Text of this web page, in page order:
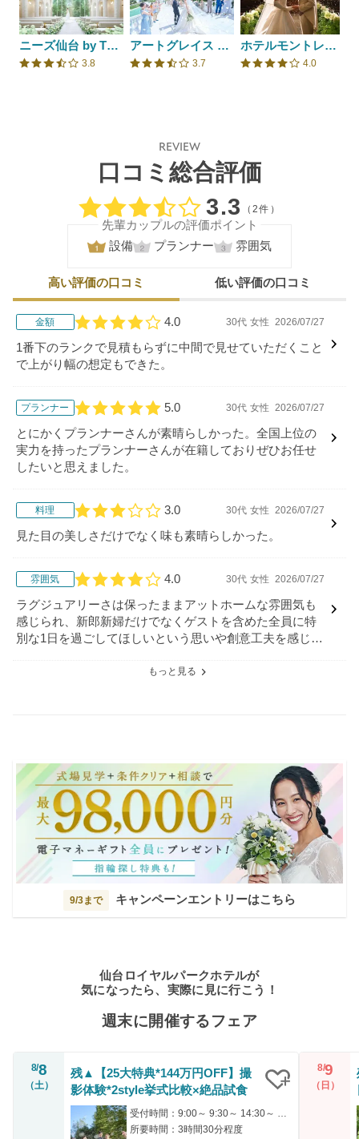
ニーズ仙台 by T&G WEDDING(旧 アーカンジェル迎賓館 仙台)
口コミ評価
3.8
アートグレイス フォレスト迎賓館
口コミ評価
3.7
ホテルモントレ仙台
口コミ評価
4.0
REVIEW
口コミ総合評価
口コミ評価
3.3 （2件）
先輩カップルの評価ポイント
設備
プランナー 雰囲気
高い評価の口コミ 低い評価の口コミ
金額
口コミ評価
4.0 30代 女性 2026/07/27
1番下のランクで見積もらずに中間で見せていただくこと
で上がり幅の想定もできた。
プランナー
口コミ評価
5.0 30代 女性 2026/07/27
とにかくプランナーさんが素晴らしかった。全国上位の
実力を持ったプランナーさんが在籍しておりぜひお任せ
したいと思えました。
料理
口コミ評価
3.0 30代 女性 2026/07/27
見た目の美しさだけでなく味も素晴らしかった。
雰囲気
口コミ評価
4.0 30代 女性 2026/07/27
ラグジュアリーさは保ったままアットホームな雰囲気も
感じられ、新郎新婦だけでなくゲストを含めた全員に特
別な1日を過ごしてほしいという思いや創意工夫を感じま
もっと見る
9/3まで キャンペーンエントリーはこちら
仙台ロイヤルパークホテルが
気になったら、実際に見に行こう！
週末に開催するフェア
8/8
（土）
残▲【25大特典*144万円OFF】撮
影体験*2style挙式比較×絶品試食
所要時間：3時間30分程度
8/9
（日）